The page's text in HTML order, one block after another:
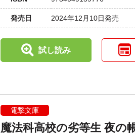
発売日 2024年12月10日発売
試し読み
電撃文庫
魔法科高校の劣等生 夜の